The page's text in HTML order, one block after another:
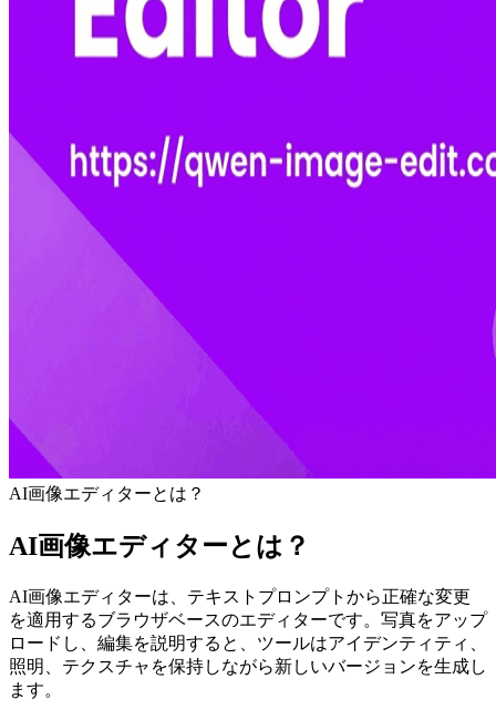
AI画像エディターとは？
AI画像エディターとは？
AI画像エディターは、テキストプロンプトから正確な変更
を適用するブラウザベースのエディターです。写真をアップ
ロードし、編集を説明すると、ツールはアイデンティティ、
照明、テクスチャを保持しながら新しいバージョンを生成し
ます。